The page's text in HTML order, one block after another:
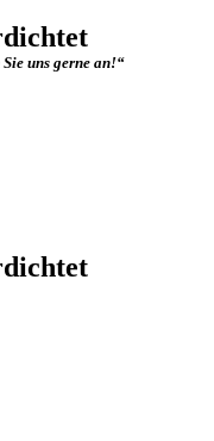
uns gerne an!“